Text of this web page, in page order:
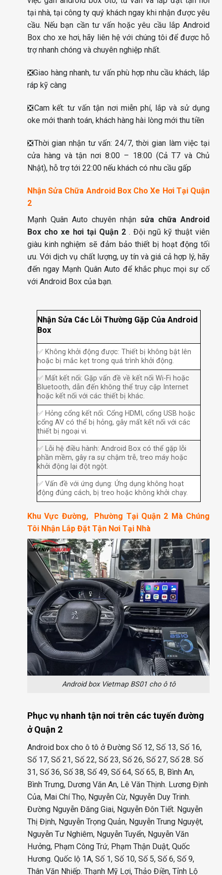
tại nhà, tại công ty quý khách ngay khi nhận được yêu
cầu. Nếu bạn cần tư vấn hoặc yêu cầu lắp Android
Box cho xe hơi, hãy liên hệ với chúng tôi để được hỗ
trợ nhanh chóng và chuyên nghiệp nhất.
❎Giao hàng nhanh, tư vấn phù hợp nhu cầu khách, lắp
ráp kỹ càng
❎Cam kết: tư vấn tận nơi miễn phí, lắp và sử dụng
oke mới thanh toán, khách hàng hài lòng mới thu tiền
❎Thời gian nhận tư vấn: 24/7, thời gian làm việc tại
cửa hàng và tận nơi 8:00 – 18:00 (Cả T7 và Chủ
Nhật), hỗ trợ tới 22:00 nếu khách có nhu cầu gấp
Nhận Sửa Chữa Android Box Cho Xe Hơi Tại Quận
2
Mạnh Quân Auto chuyên nhận sửa chữa Android
Box cho xe hơi tại Quận 2 . Đội ngũ kỹ thuật viên
giàu kinh nghiệm sẽ đảm bảo thiết bị hoạt động tối
ưu. Với dịch vụ chất lượng, uy tín và giá cả hợp lý, hãy
đến ngay Mạnh Quân Auto để khắc phục mọi sự cố
với Android Box của bạn.
Nhận Sửa Các Lỗi Thường Gặp Của Android
Box
✅ Không khởi động được: Thiết bị không bật lên
hoặc bị mắc kẹt trong quá trình khởi động.
✅ Mất kết nối: Gặp vấn đề về kết nối Wi-Fi hoặc
Bluetooth, dẫn đến không thể truy cập Internet
hoặc kết nối với các thiết bị khác.
✅ Hỏng cổng kết nối: Cổng HDMI, cổng USB hoặc
cổng AV có thể bị hỏng, gây mất kết nối với các
thiết bị ngoại vi.
✅ Lỗi hệ điều hành: Android Box có thể gặp lỗi
phần mềm, gây ra sự chậm trễ, treo máy hoặc
khởi động lại đột ngột.
✅ Vấn đề với ứng dụng: Ứng dụng không hoạt
động đúng cách, bị treo hoặc không khởi chạy.
Khu Vực Đường, Phường Tại Quận 2 Mà Chúng
Tôi Nhận Lắp Đặt Tận Nơi Tại Nhà
Android box Vietmap BS01 cho ô tô
Phục vụ nhanh tận nơi trên các tuyến đường
ở Quận 2
Android box cho ô tô ở Đường Số 12, Số 13, Số 16,
Số 17, Số 21, Số 22, Số 23, Số 26, Số 27, Số 28. Số
31, Số 36, Số 38, Số 49, Số 64, Số 65, B, Bình An,
Bình Trưng, Dương Văn An, Lê Văn Thịnh. Lương Định
Của, Mai Chí Thọ, Nguyễn Cừ, Nguyễn Duy Trinh.
Đường Nguyễn Đăng Giai, Nguyễn Đôn Tiết. Nguyễn
Thị Định, Nguyễn Trọng Quản, Nguyễn Trung Nguyệt,
Nguyễn Tư Nghiêm, Nguyễn Tuyển, Nguyễn Văn
Hưởng, Phạm Công Trứ, Phạm Thận Duật, Quốc
Hương. Quốc lộ 1A, Số 1, Số 10, Số 5, Số 6, Số 9,
Thân Văn Nhiếp. Thạnh Mỹ Lợi, Thảo Điền, Tỉnh Lộ